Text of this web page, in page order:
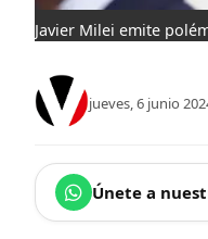
Javier Milei emite
jueves, 6 junio
Únete a